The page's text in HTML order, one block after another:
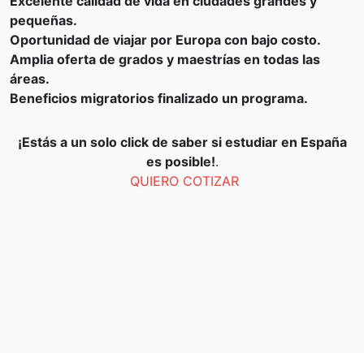
pequeñas.
Oportunidad de viajar por Europa con bajo costo.
Amplia oferta de grados y maestrías en todas las
áreas.
Beneficios migratorios finalizado un programa.
¡Estás a un solo click de saber si estudiar en España
es posible!.
QUIERO COTIZAR